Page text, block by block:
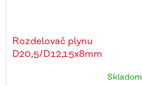
Rozdelovač plynu
D20,5/D12,15x8mm
Skladom